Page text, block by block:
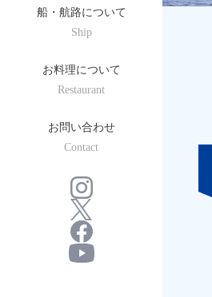
船・航路について
Ship
お料理について
Restaurant
お問い合わせ
Contact